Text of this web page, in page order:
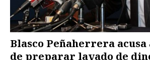
Blasco Peñaherrera
de preparar lavado de